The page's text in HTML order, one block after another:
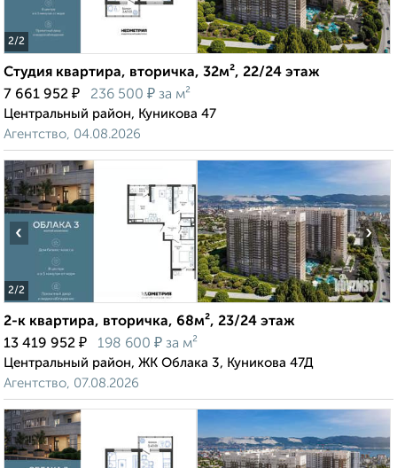
2/2
Студия квартира, вторичка, 32м², 22/24 этаж
7 661 952 ₽ 236 500 ₽ за м²
Центральный район, Куникова 47
Агентство, 04.08.2026
2/2
‹ ›
2-к квартира, вторичка, 68м², 23/24 этаж
13 419 952 ₽ 198 600 ₽ за м²
Центральный район, ЖК Облака 3, Куникова 47Д
Агентство, 07.08.2026